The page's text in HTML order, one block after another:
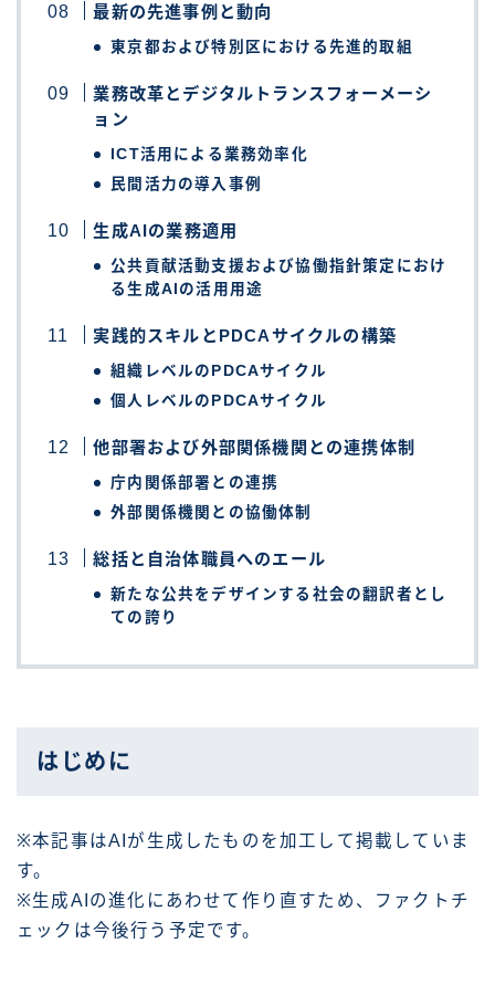
最新の先進事例と動向
東京都および特別区における先進的取組
業務改革とデジタルトランスフォーメーシ
ョン
ICT活用による業務効率化
民間活力の導入事例
生成AIの業務適用
公共貢献活動支援および協働指針策定におけ
る生成AIの活用用途
実践的スキルとPDCAサイクルの構築
組織レベルのPDCAサイクル
個人レベルのPDCAサイクル
他部署および外部関係機関との連携体制
庁内関係部署との連携
外部関係機関との協働体制
総括と自治体職員へのエール
新たな公共をデザインする社会の翻訳者とし
ての誇り
はじめに
※本記事はAIが生成したものを加工して掲載していま
す。
※生成AIの進化にあわせて作り直すため、ファクトチ
ェックは今後行う予定です。